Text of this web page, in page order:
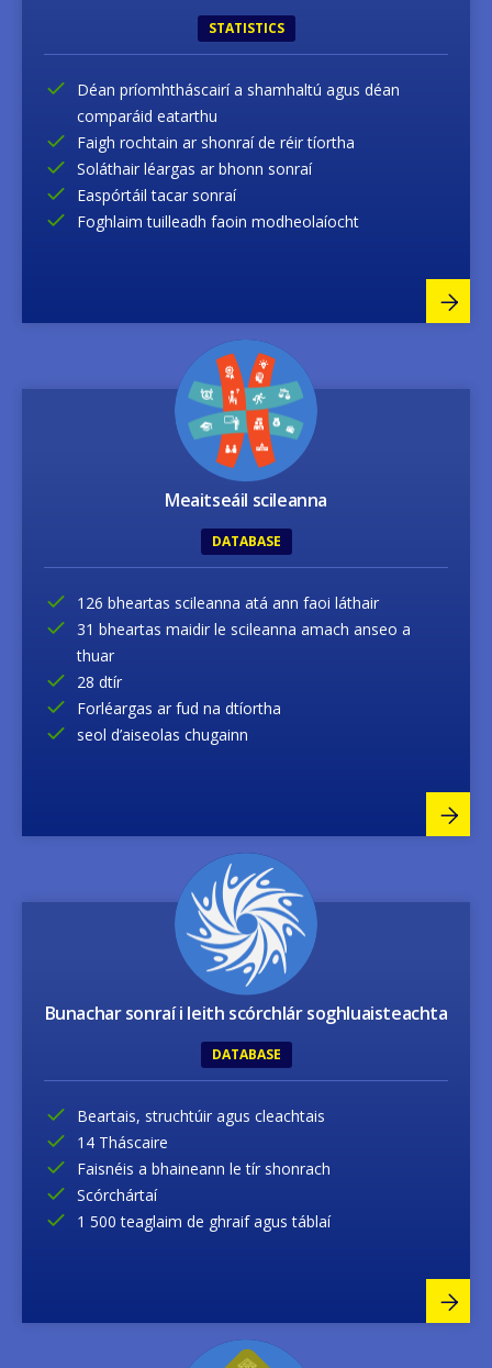
STATISTICS
Déan príomhtháscairí a shamhaltú agus déan
comparáid eatarthu
Faigh rochtain ar shonraí de réir tíortha
Soláthair léargas ar bhonn sonraí
Easpórtáil tacar sonraí
Foghlaim tuilleadh faoin modheolaíocht
Image
Meaitseáil scileanna
DATABASE
126 bheartas scileanna atá ann faoi láthair
31 bheartas maidir le scileanna amach anseo a
thuar
28 dtír
Forléargas ar fud na dtíortha
seol d’aiseolas chugainn
Image
Bunachar sonraí i leith scórchlár soghluaisteachta
DATABASE
Beartais, struchtúir agus cleachtais
14 Tháscaire
Faisnéis a bhaineann le tír shonrach
Scórchártaí
1 500 teaglaim de ghraif agus táblaí
Image